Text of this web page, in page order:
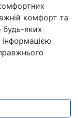
комфорт та
будь-яких